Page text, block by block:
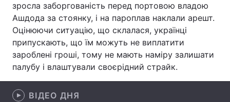
Економіка Світ
Спорт Наука
Техно і зв'язок Лайт
Зброя Інциденти
Здоров'я
зросла заборгованість перед портовою владою
Ашдода за стоянку, і на пароплав наклали арешт.
Оцінюючи ситуацію, що склалася, українці
припускають, що їм можуть не виплатити
зароблені гроші, тому не мають наміру залишати
палубу і влаштували своєрідний страйк.
ВІДЕО ДНЯ